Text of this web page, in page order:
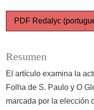
PDF Redalyc
Resumen
El artículo examina la
Folha de S. Paulo y O
marcada por la elección